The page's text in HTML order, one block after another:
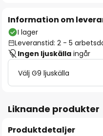
Information om
I lager
Leveranstid: 2 - 5
Ingen ljuskälla ingår
Välj G9 ljuskälla
Liknande produkter
Produktdetaljer